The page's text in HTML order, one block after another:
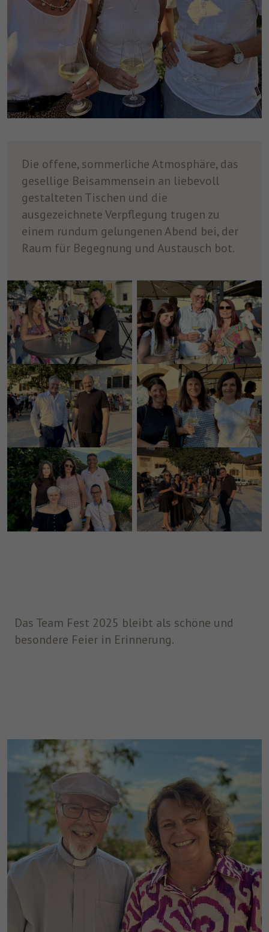
Die offene, sommerliche Atmosphäre, das
gesellige Beisammensein an liebevoll
gestalteten Tischen und die
ausgezeichnete Verpflegung trugen zu
einem rundum gelungenen Abend bei, der
Raum für Begegnung und Austausch bot.
Das Team Fest 2025 bleibt als schöne und
besondere Feier in Erinnerung.